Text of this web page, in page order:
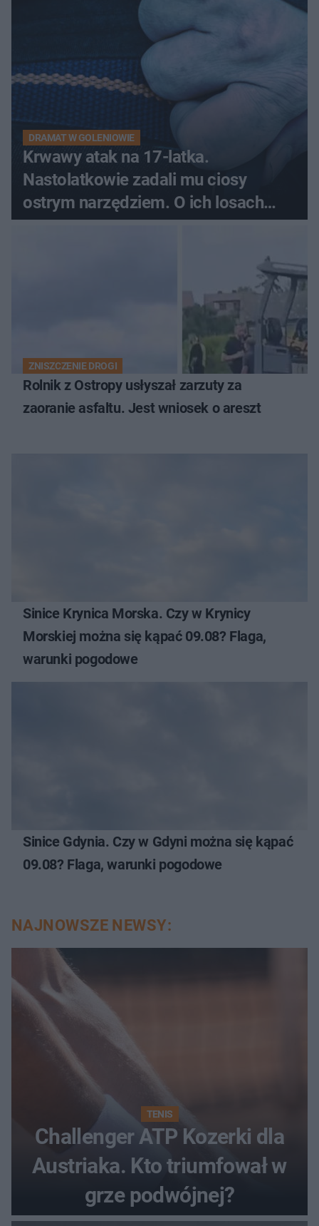
DRAMAT W GOLENIOWIE
Krwawy atak na 17-latka.
Nastolatkowie zadali mu ciosy
ostrym narzędziem. O ich losach
zdecyduje sąd rodzinny
ZNISZCZENIE DROGI
Rolnik z Ostropy usłyszał zarzuty za
zaoranie asfaltu. Jest wniosek o areszt
Sinice Krynica Morska. Czy w Krynicy
Morskiej można się kąpać 09.08? Flaga,
warunki pogodowe
Sinice Gdynia. Czy w Gdyni można się kąpać
09.08? Flaga, warunki pogodowe
NAJNOWSZE NEWSY:
TENIS
Challenger ATP Kozerki dla
Austriaka. Kto triumfował w
grze podwójnej?